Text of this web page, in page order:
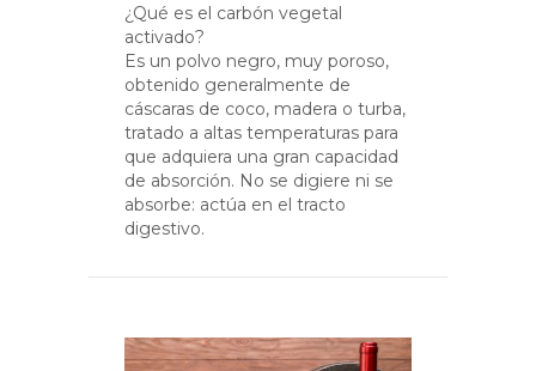
¿Qué es el carbón vegetal
activado?
Es un polvo negro, muy poroso,
obtenido generalmente de
cáscaras de coco, madera o turba,
tratado a altas temperaturas para
que adquiera una gran capacidad
de absorción. No se digiere ni se
absorbe: actúa en el tracto
digestivo.